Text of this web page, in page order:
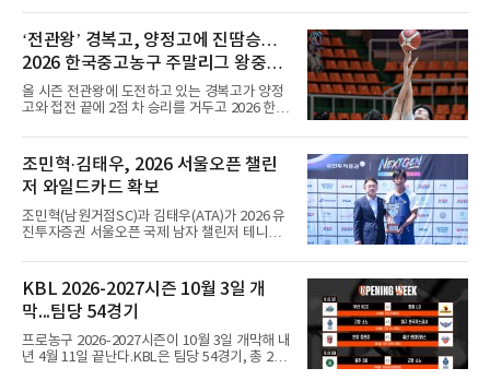
입했다.타루샤는 국가대표팀 일정을 마치고 10
일 인천국제공항으로 입국했다. 스리랑카 대표
팀 주전 공격수인 그는 195㎝ 신장과 탄력을 바
탕으로 높은 스파이크 타점과 블로킹 능력을 갖
췄다는 평가를 받는다. 지난 7월 파키스탄에서
열린 CAVA 챔피언스컵에서는 팀을 3위로 이끌
며 베스트 윙 스파이커상을 받았다.구단 관계자
도움이 될 것으로 보고 영입했다고 밝혔다.타루
샤는 KB스타즈 합류가 기쁘다며, V리그
‘전관왕’ 경복고, 양정고에 진땀승…
2026 한국중고농구 주말리그 왕중왕
전 8강 진출
올 시즌 전관왕에 도전하고 있는 경복고가 양정
고와 접전 끝에 2점 차 승리를 거두고 2026 한국
복고는 10일 전남 해남 우슬체육관에서 열린 대
회 남고부 16강전에서 송영훈이 29점을 몰아넣
는 맹활약을 펼친 데 힘입어 양정고를 76-74로
물리쳤다.이로써 8강에 오른 경복고는 계성고를
82-56으로 꺾고 올라온 인헌고와 4강 진출을 놓
고 맞붙게 됐다.경복고는 경기 초반부터 양정고
의 적극적인 공세에 고전했다. 1쿼터를 23-23으
다.하지만 후반 들어 양정고의 거센 반격에 밀리
면서 경복고는 승리를 장담할
조민혁·김태우, 2026 서울오픈 챌린
저 와일드카드 확보
조민혁(남원거점SC)과 김태우(ATA)가 2026 유
진투자증권 서울오픈 국제 남자 챌린저 테니스
회는 10일 조민혁이 본선, 김태우가 예선 와일드
카드를 받았다고 밝혔다. 두 선수는 지난 3일부
터 7일까지 서울 해비치 강동 테니스클럽에서
열린 유진투자증권 넥스트젠 인비테이셔널 로드
투 서울오픈 결승에 진출해 출전권을 얻었
다.2009년생 조민혁은 결승에서 동갑내기 김태
우를 2-0(6-3 6-3)으로 꺾고 우승해 상금 500만
KBL 2026-2027시즌 10월 3일 개
막...팀당 54경기
프로농구 2026-2027시즌이 10월 3일 개막해 내
년 4월 11일 끝난다.KBL은 팀당 54경기, 총 270